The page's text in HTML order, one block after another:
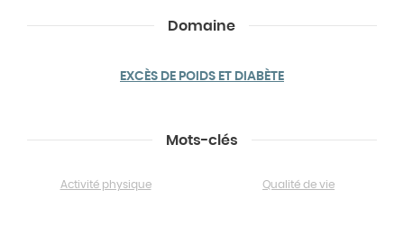
Domaine
EXCÈS DE POIDS ET DIABÈTE
Mots-clés
Activité physique Qualité de vie